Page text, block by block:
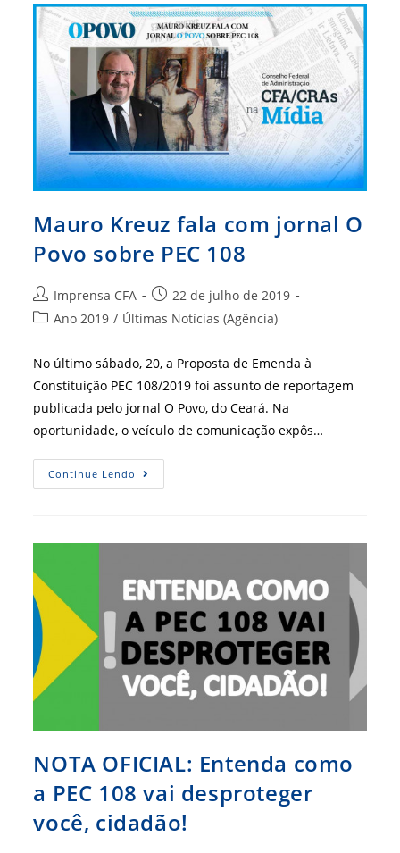
Federais
Mauro Kreuz fala com jornal O
Povo sobre PEC 108
Autor
do
Imprensa CFA
Post
publicado:
22 de julho de 2019
Categoria
post:
Ano 2019 / Últimas Notícias (Agência)
No último sábado, 20, a Proposta de Emenda à
Constituição PEC 108/2019 foi assunto de reportagem
publicada pelo jornal O Povo, do Ceará. Na
oportunidade, o veículo de comunicação expôs…
Continue Lendo Mauro
Kreuz
Povo
108
NOTA OFICIAL: Entenda como
a PEC 108 vai desproteger
você, cidadão!